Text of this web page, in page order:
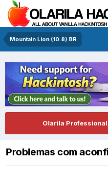
Mountain Lion (10.8) BR
Olarila
Problemas com